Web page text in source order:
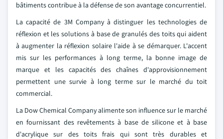
bâtiments contribue à la défense de son avantage concurrentiel.
La capacité de 3M Company à distinguer les technologies de
réflexion et les solutions à base de granulés des toits qui aident
à augmenter la réflexion solaire l'aide à se démarquer. L'accent
mis sur les performances à long terme, la bonne image de
marque et les capacités des chaînes d'approvisionnement
permettent une survie à long terme sur le marché du toit
commercial.
La Dow Chemical Company alimente son influence sur le marché
en fournissant des revêtements à base de silicone et à base
d'acrylique sur des toits frais qui sont très durables et